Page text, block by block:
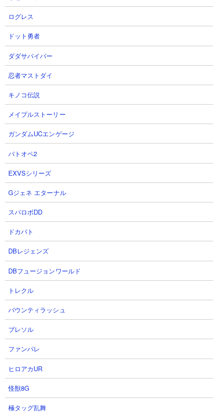
オラドラのYouTube配信者さん達の動画を、投稿が新しい順に12件まで
【データ取得日時(キャッシュ)】2026.08.08 11:26:34
【ヒロサバ】【最新版最強SRリセ
マラランキング】3日ガチでやっ
て判明しました【僕のヒーローア
カデミア UNITED SURVIVAL】
【ヒロアカアプリ】
にあさん
1
【オラドラ】完全フルオートでダ
ドフーゴ戦おすすめ編成＆解説
ム実況】
2
結束レイド徐倫、花京院フーゴな
ラ】#オラドラ #オラオラオーバー
2026.08.07 22:00（13時間前）
3 4
5 6
ログレス
ドット勇者
ダダサバイバー
忍者マストダイ
キノコ伝説
メイプルストーリー
ガンダムUCエンゲージ
バトオペ2
EXVSシリーズ
Gジェネ エターナル
スパロボDD
ドカバト
DBレジェンズ
DBフュージョンワールド
トレクル
バウンティラッシュ
ブレソル
ファンパレ
ヒロアカUR
怪獣8G
極タッグ乱舞